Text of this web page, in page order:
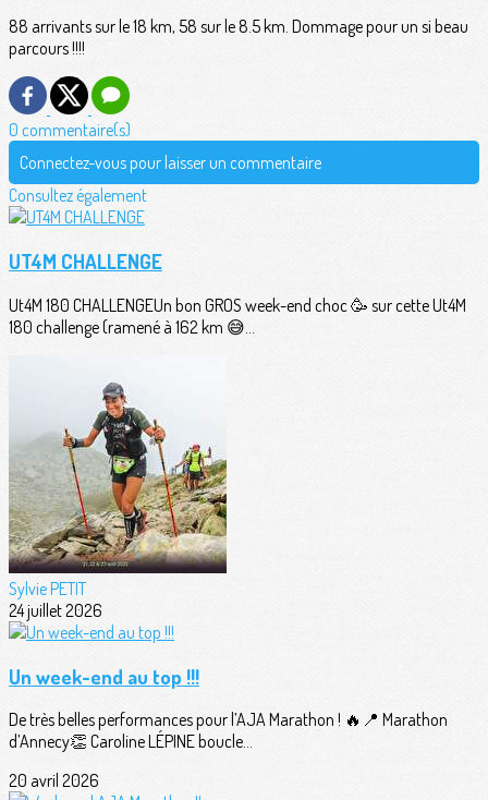
88 arrivants sur le 18 km, 58 sur le 8.5 km. Dommage pour un si beau
parcours !!!!
0 commentaire(s)
Connectez-vous pour laisser un commentaire
Consultez également
UT4M CHALLENGE
Ut4M 180 CHALLENGEUn bon GROS week-end choc 🥳 sur cette Ut4M
180 challenge (ramené à 162 km 😅...
Sylvie PETIT
24 juillet 2026
Un week-end au top !!!
De très belles performances pour l’AJA Marathon ! 🔥📍 Marathon
d’Annecy👏 Caroline LÉPINE boucle...
20 avril 2026